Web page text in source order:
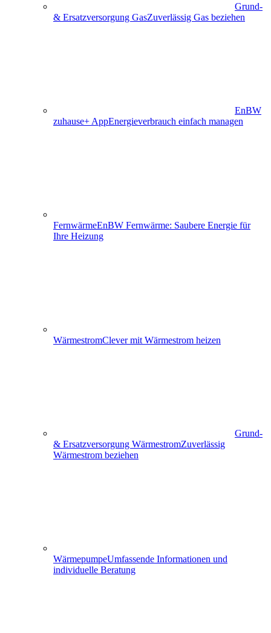
Grund-
& Ersatzversorgung GasZuverlässig Gas beziehen
EnBW
zuhause+ AppEnergieverbrauch einfach managen
FernwärmeEnBW Fernwärme: Saubere Energie für
Ihre Heizung
WärmestromClever mit Wärmestrom heizen
Grund-
& Ersatzversorgung WärmestromZuverlässig
Wärmestrom beziehen
WärmepumpeUmfassende Informationen und
individuelle Beratung